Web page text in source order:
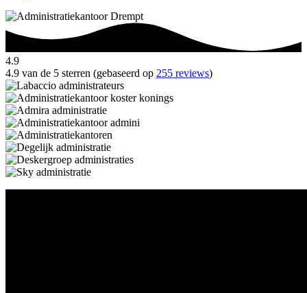
4.9
4.9 van de 5 sterren (gebaseerd op 255 reviews)